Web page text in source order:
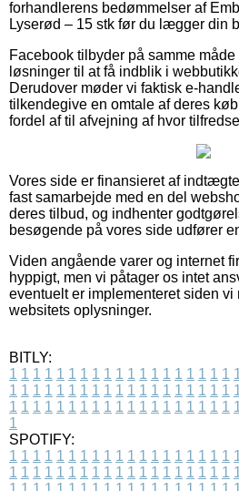
forhandlerens bedømmelser af
Lyserød – 15 stk før du lægger din
Facebook tilbyder på samme
løsninger til at få indblik i
Derudover møder vi faktisk e-
tilkendegive en omtale af deres
fordel af til afvejning af hvor
Vores side er finansieret af
fast samarbejde med en del
deres tilbud, og indhenter
besøgende på vores side udfører
Viden angående varer og internet
hyppigt, men vi påtager os intet
eventuelt er implementeret siden
websitets oplysninger.
BITLY:
1 1 1 1 1 1 1 1 1 1 1 1 1 1 1 1 1 1 1
1 1 1 1 1 1 1 1 1 1 1 1 1 1 1 1 1 1 1
1 1 1 1 1 1 1 1 1 1 1 1 1 1 1 1 1 1 1
1
SPOTIFY:
1 1 1 1 1 1 1 1 1 1 1 1 1 1 1 1 1 1 1
1 1 1 1 1 1 1 1 1 1 1 1 1 1 1 1 1 1 1